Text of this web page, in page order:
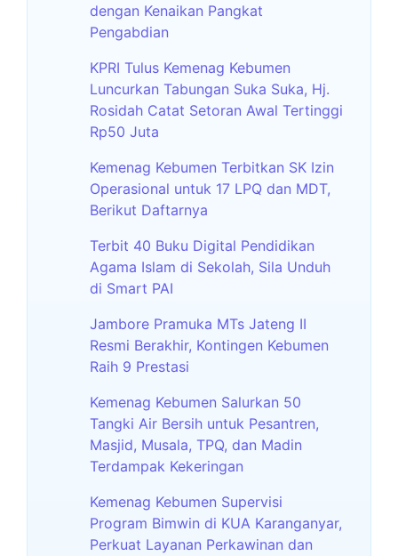
dengan Kenaikan Pangkat
Pengabdian
KPRI Tulus Kemenag Kebumen
Luncurkan Tabungan Suka Suka, Hj.
Rosidah Catat Setoran Awal Tertinggi
Rp50 Juta
Kemenag Kebumen Terbitkan SK Izin
Operasional untuk 17 LPQ dan MDT,
Berikut Daftarnya
Terbit 40 Buku Digital Pendidikan
Agama Islam di Sekolah, Sila Unduh
di Smart PAI
Jambore Pramuka MTs Jateng II
Resmi Berakhir, Kontingen Kebumen
Raih 9 Prestasi
Kemenag Kebumen Salurkan 50
Tangki Air Bersih untuk Pesantren,
Masjid, Musala, TPQ, dan Madin
Terdampak Kekeringan
Kemenag Kebumen Supervisi
Program Bimwin di KUA Karanganyar,
Perkuat Layanan Perkawinan dan